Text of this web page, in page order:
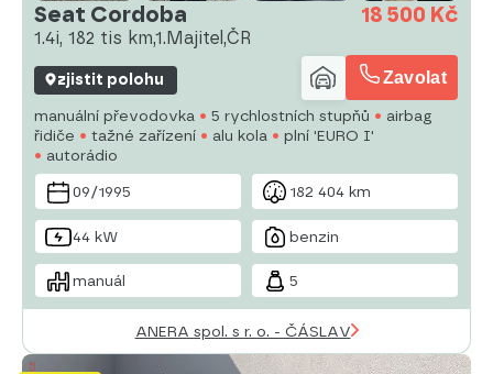
Seat Cordoba
1.4i, 182 tis km,1.Majitel,ČR
18 500 Kč
zjistit polohu Zavolat
manuální převodovka 5 rychlostních stupňů
airbag
řidiče
tažné zařízení alu kola
plní 'EURO I'
autorádio
09/1995 182 404 km
44 kW benzin
manuál 5
ANERA spol. s r. o. - ČÁSLAV